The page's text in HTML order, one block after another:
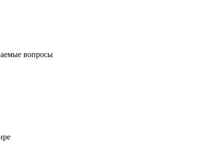
вопросы